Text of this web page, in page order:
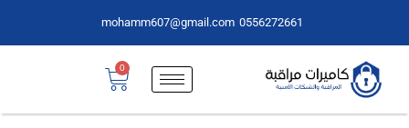
0556272661
mohamm607@gmail.com
0